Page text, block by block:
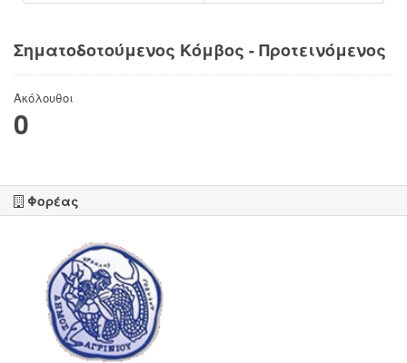
Σηματοδοτούμενος Κόμβος - Προτεινόμενος
Ακόλουθοι
0
Φορέας